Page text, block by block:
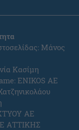
Μάνος
Κασίμη
ENIKOS AE
ΑΕ
ΑΤΤΙΚΗΣ